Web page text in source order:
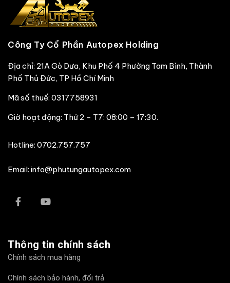
Công Ty Cổ Phần Autopex Holding
Địa chỉ: 21A Gò Dưa, Khu Phố 4 Phường Tam Bình, Thành
Phố Thủ Đức, TP Hồ Chí Minh
Mã số thuế: 0317758931
Giờ hoạt động: Thứ 2 – T7: 08:00 – 17:30.
Hotline: 0702.757.757
Email: info@phutungautopex.com
Thông tin chính sách
Chính sách mua hàng
Chính sách bảo hành, đổi trả